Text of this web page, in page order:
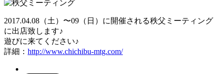
2017.04.08（土）〜09（日）に開催される秩父ミーティング
に出店致します♪
遊びに来てください♪
詳細： http://www.chichibu-mtg.com/